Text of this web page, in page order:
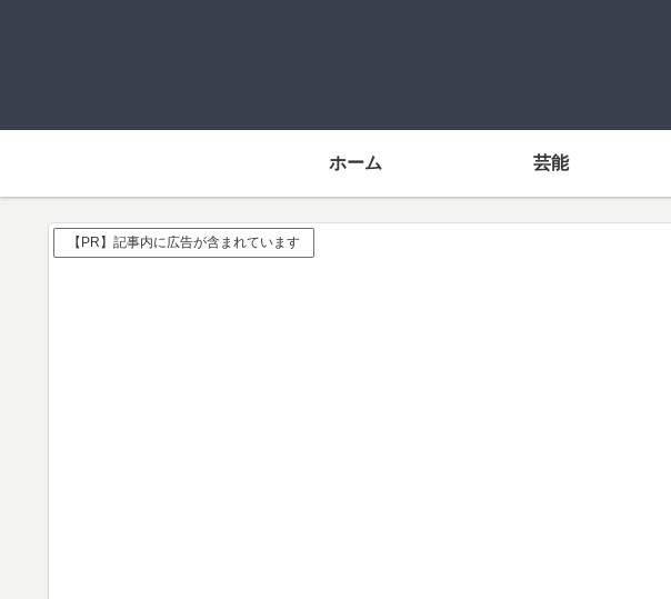
ホーム 芸能
【PR】記事内に広告が含まれています